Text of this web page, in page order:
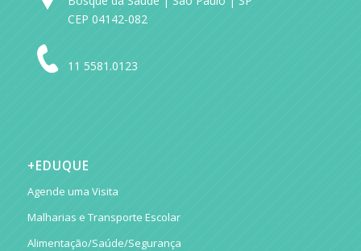
CEP 04142-082
11 5581.0123
+EDUQUE
Agende uma Visita
Malharias e Transporte Escolar
Alimentação/Saúde/Segurança